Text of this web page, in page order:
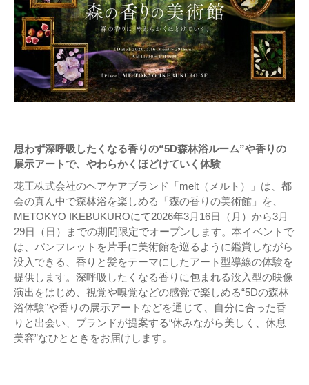
思わず深呼吸したくなる香りの“5D森林浴ルーム”や香りの
展示アートで、やわらかくほどけていく体験
花王株式会社のヘアケアブランド「melt（メルト）」は、都
会の真ん中で森林浴を楽しめる「森の香りの美術館」を、
METOKYO IKEBUKUROにて2026年3月16日（月）から3月
29日（日）までの期間限定でオープンします。本イベントで
は、パンフレットを片手に美術館を巡るように鑑賞しながら
没入できる、香りと髪をテーマにしたアート型導線の体験を
提供します。深呼吸したくなる香りに包まれる没入型の映像
演出をはじめ、視覚や嗅覚などの感覚で楽しめる“5Dの森林
浴体験”や香りの展示アートなどを通じて、自分に合った香
りと出会い、ブランドが提案する“休みながら美しく、休息
美容”なひとときをお届けします。